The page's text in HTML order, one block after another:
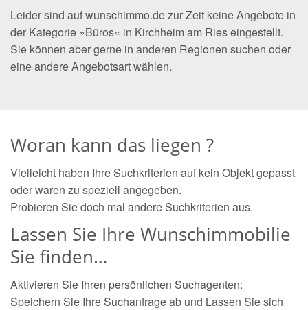
Leider sind auf wunschimmo.de zur Zeit keine Angebote in
der Kategorie »Büros« in Kirchheim am Ries eingestellt.
Sie können aber gerne in anderen Regionen suchen oder
eine andere Angebotsart wählen.
Woran kann das liegen ?
Vielleicht haben Ihre Suchkriterien auf kein Objekt gepasst
oder waren zu speziell angegeben.
Probieren Sie doch mal andere Suchkriterien aus.
Lassen Sie Ihre Wunschimmobilie
Sie finden…
Aktivieren Sie Ihren persönlichen Suchagenten:
Speichern Sie Ihre Suchanfrage ab und Lassen Sie sich